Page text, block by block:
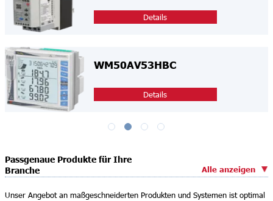
Details
WM50AV53HBC
Details
Passgenaue Produkte für Ihre
Branche
Alle anzeigen
Unser Angebot an maßgeschneiderten Produkten und Systemen ist optimal